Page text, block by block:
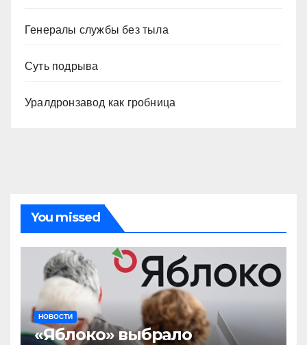
Генералы службы без тыла
Суть подрыва
Уралдронзавод как гробница
You missed
НОВОСТИ
«Яблоко» выбрало